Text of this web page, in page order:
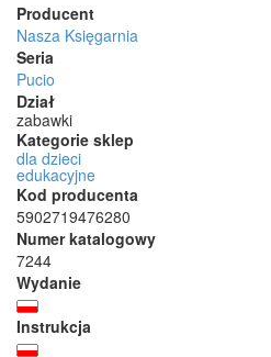
Producent
Nasza Księgarnia
Seria
Pucio
Dział
zabawki
Kategorie sklep
dla dzieci
edukacyjne
Kod producenta
5902719476280
Numer katalogowy
7244
Wydanie
Instrukcja